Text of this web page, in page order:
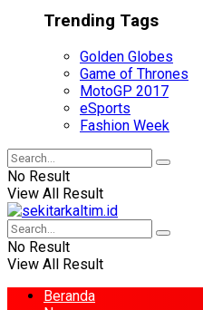
Trending Tags
Golden Globes
Game of Thrones
MotoGP 2017
eSports
Fashion Week
No Result
View All Result
No Result
View All Result
Beranda